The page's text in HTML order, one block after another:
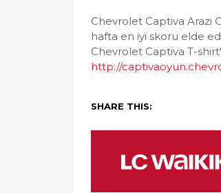
Chevrolet Captiva Arazi
hafta en iyi skoru elde
Chevrolet Captiva T-
http://
SHARE THIS: